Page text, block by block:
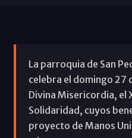
La parroquia de San
celebra el domingo 27
Divina Misericordia, el
Solidaridad, cuyos
proyecto de Manos